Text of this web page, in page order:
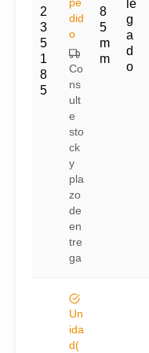
2
3
5
1
8
5
pe
did
o
Co
ns
ult
e
sto
ck
y
pla
zo
de
en
tre
ga
8
5
m
m
le
g
a
d
o
Un
ida
d(